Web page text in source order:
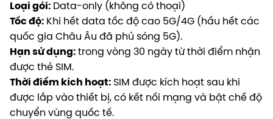
Loại gói: Data-only (không có thoại)
Tốc độ: Khi hết data tốc độ cao 5G/4G (hầu hết các
quốc gia Châu Âu đã phủ sóng 5G).
Hạn sử dụng: trong vòng 30 ngày từ thời điểm nhận
được thẻ SIM.
Thời điểm kích hoạt: SIM được kích hoạt sau khi
được lắp vào thiết bị, có kết nối mạng và bật chế độ
chuyển vùng quốc tế.